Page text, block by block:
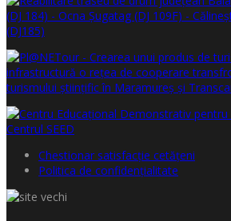
Chestionar satisfacţie cetăţeni
Politica de confidențialitate